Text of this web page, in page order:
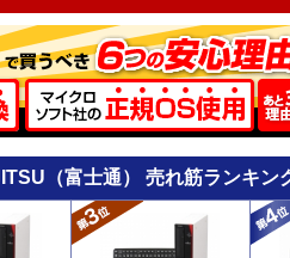
（富士通） 売れ筋ランキン